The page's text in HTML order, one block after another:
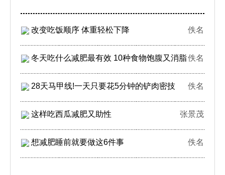
改变吃饭顺序 体重轻松下降 佚名
冬天吃什么减肥最有效 10种食物饱腹又消脂佚名
28天马甲线!一天只要花5分钟的铲肉密技 佚名
这样吃西瓜减肥又助性 张景茂
想减肥睡前就要做这6件事 佚名